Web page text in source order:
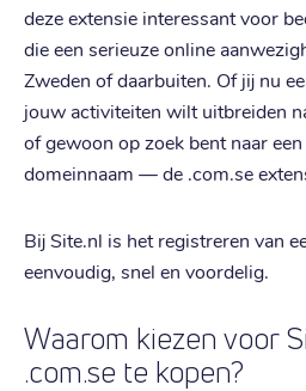
deze extensie interessant voor
die een serieuze online
Zweden of daarbuiten. Of jij nu
jouw activiteiten wilt uitbreiden
of gewoon op zoek bent naar
domeinnaam — de .com.se
Bij Site.nl is het registreren van
eenvoudig, snel en voordelig.
Waarom kiezen voor
.com.se te kopen?